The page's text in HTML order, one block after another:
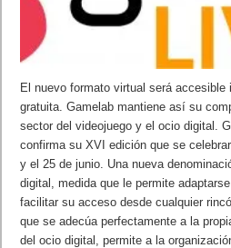
El nuevo formato virtual será accesible
gratuita. Gamelab mantiene así su
sector del videojuego y el ocio digital.
confirma su XVI edición que se
y el 25 de junio. Una nueva
digital, medida que le permite
facilitar su acceso desde cualquier
que se adecúa perfectamente a la
del ocio digital, permite a la